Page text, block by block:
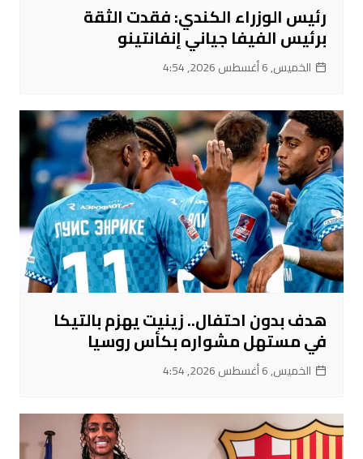
رئيس الوزراء الكندي: فقدت الثقة
برئيس الفيفا جياني إنفانتينو
الخميس, 6 أغسطس 2026, 4:54
هدف بدون احتفال.. زينيت يهزم بالتيكا
في مستهل مشواره بكأس روسيا
الخميس, 6 أغسطس 2026, 4:54